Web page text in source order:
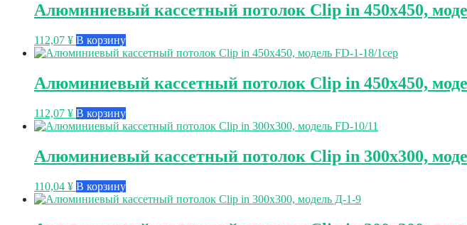
Алюминиевый кассетный потолок Clip in 450х450,
112,07 ¥ В корзину
Алюминиевый кассетный потолок Clip in 450х450,
112,07 ¥ В корзину
Алюминиевый кассетный потолок Clip in 300х300,
110,04 ¥ В корзину